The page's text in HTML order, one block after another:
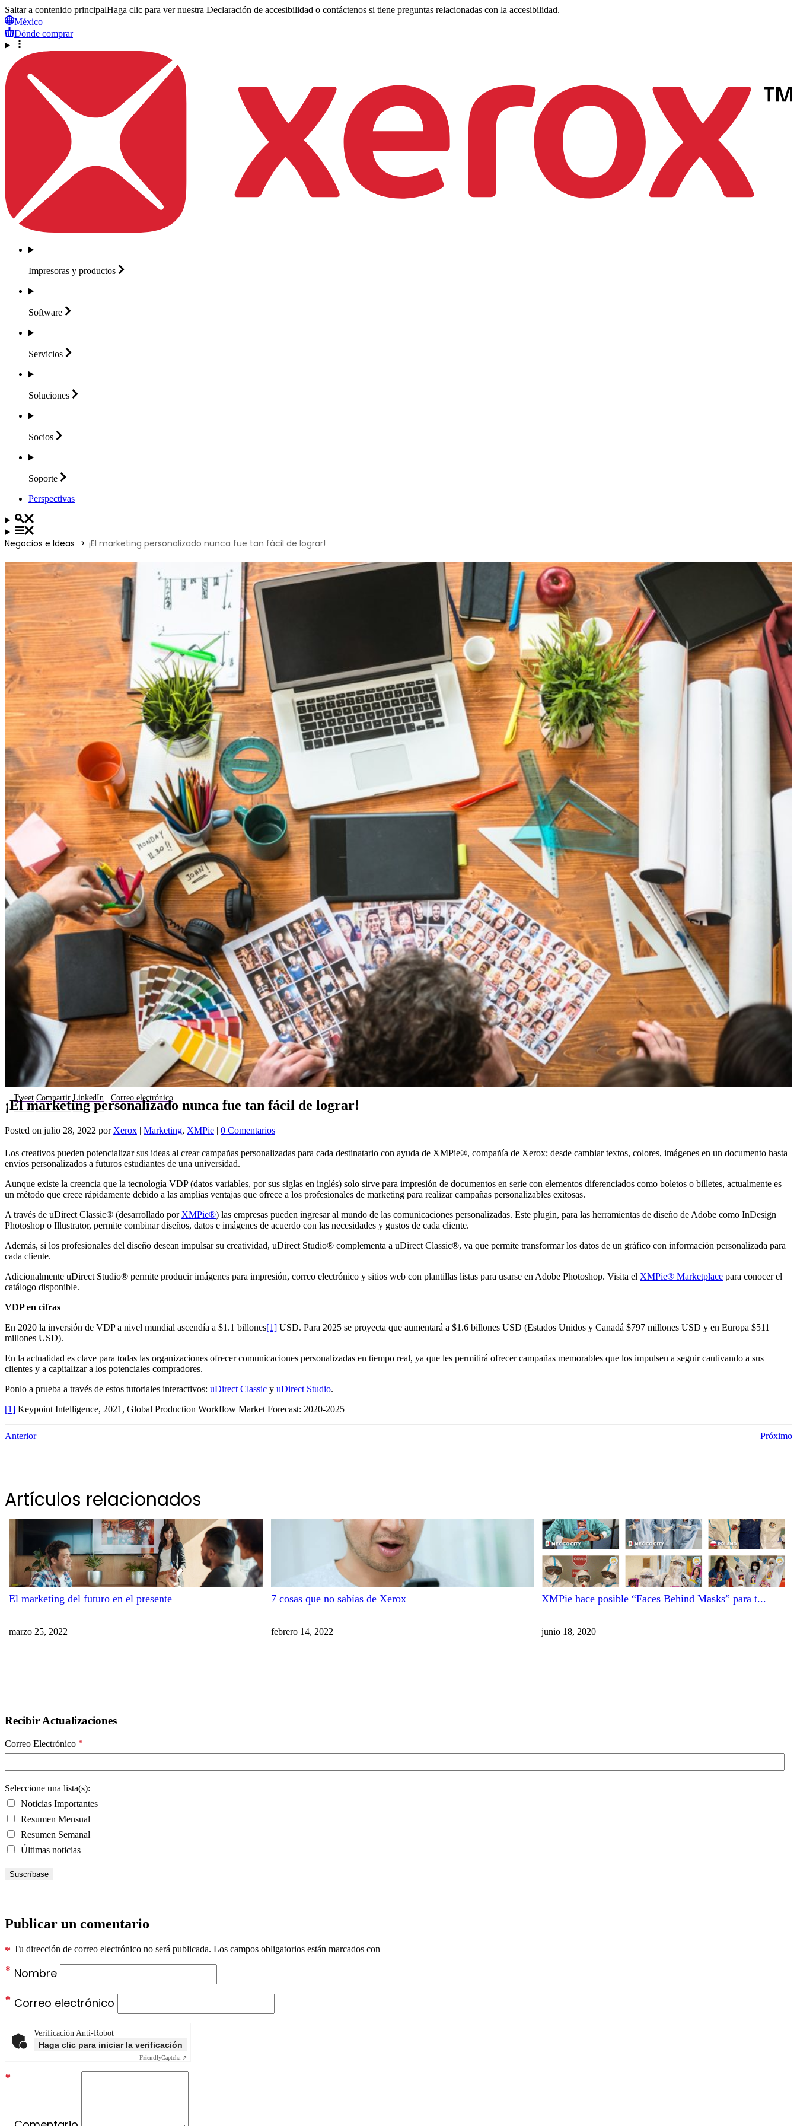
Saltar a contenido principalHaga clic para ver nuestra Declaración de accesibilidad o contáctenos si tiene preguntas relacionadas con la accesibilidad.
México
Dónde comprar
Impresoras y productos
Software
Servicios
Soluciones
Socios
Soporte
Perspectivas
Negocios e Ideas ¡El marketing personalizado nunca fue tan fácil de lograr!
Tweet Compartir LinkedIn Correo electrónico
¡El marketing personalizado nunca fue tan fácil de lograr!
Posted on julio 28, 2022 por Xerox | Marketing, XMPie | 0 Comentarios
Los creativos pueden potencializar sus ideas al crear campañas personalizadas para cada destinatario con ayuda de XMPie®, compañía de Xerox; desde cambiar textos, colores, imágenes en un documento hasta
envíos personalizados a futuros estudiantes de una universidad.
Aunque existe la creencia que la tecnología VDP (datos variables, por sus siglas en inglés) solo sirve para impresión de documentos en serie con elementos diferenciados como boletos o billetes, actualmente es
un método que crece rápidamente debido a las amplias ventajas que ofrece a los profesionales de marketing para realizar campañas personalizables exitosas.
A través de uDirect Classic® (desarrollado por XMPie®) las empresas pueden ingresar al mundo de las comunicaciones personalizadas. Este plugin, para las herramientas de diseño de Adobe como InDesign
Photoshop o Illustrator, permite combinar diseños, datos e imágenes de acuerdo con las necesidades y gustos de cada cliente.
Además, si los profesionales del diseño desean impulsar su creatividad, uDirect Studio® complementa a uDirect Classic®, ya que permite transformar los datos de un gráfico con información personalizada para
cada cliente.
Adicionalmente uDirect Studio® permite producir imágenes para impresión, correo electrónico y sitios web con plantillas listas para usarse en Adobe Photoshop. Visita el XMPie® Marketplace para conocer el
catálogo disponible.
VDP en cifras
En 2020 la inversión de VDP a nivel mundial ascendía a $1.1 billones[1] USD. Para 2025 se proyecta que aumentará a $1.6 billones USD (Estados Unidos y Canadá $797 millones USD y en Europa $511
millones USD).
En la actualidad es clave para todas las organizaciones ofrecer comunicaciones personalizadas en tiempo real, ya que les permitirá ofrecer campañas memorables que los impulsen a seguir cautivando a sus
clientes y a capitalizar a los potenciales compradores.
Ponlo a prueba a través de estos tutoriales interactivos: uDirect Classic y uDirect Studio.
[1] Keypoint Intelligence, 2021, Global Production Workflow Market Forecast: 2020-2025
Anterior Próximo
Artículos relacionados
El marketing del futuro en el presente
marzo 25, 2022
7 cosas que no sabías de Xerox
febrero 14, 2022
XMPie hace posible “Faces Behind Masks” para t...
junio 18, 2020
Recibir Actualizaciones
Correo Electrónico *
Seleccione una lista(s):
Noticias Importantes
Resumen Mensual
Resumen Semanal
Últimas noticias
Publicar un comentario
Tu dirección de correo electrónico no será publicada. Los campos obligatorios están marcados con
*
Nombre
*
Correo electrónico
*
Verificación Anti-Robot
Haga clic para iniciar la verificación
FriendlyCaptcha ⇗
*